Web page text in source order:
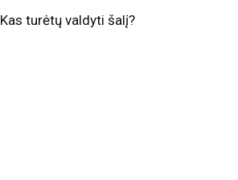
Kas turėtų valdyti šalį?